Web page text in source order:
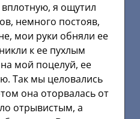
я ощутил
немного постояв,
мои руки обняли ее
к ее пухлым
мой поцелуй, ее
Так мы целовались
она оторвалась от
отрывистым, а